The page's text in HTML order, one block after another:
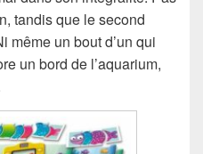
tandis que le second
même un bout d’un qui
un bord de l’aquarium,